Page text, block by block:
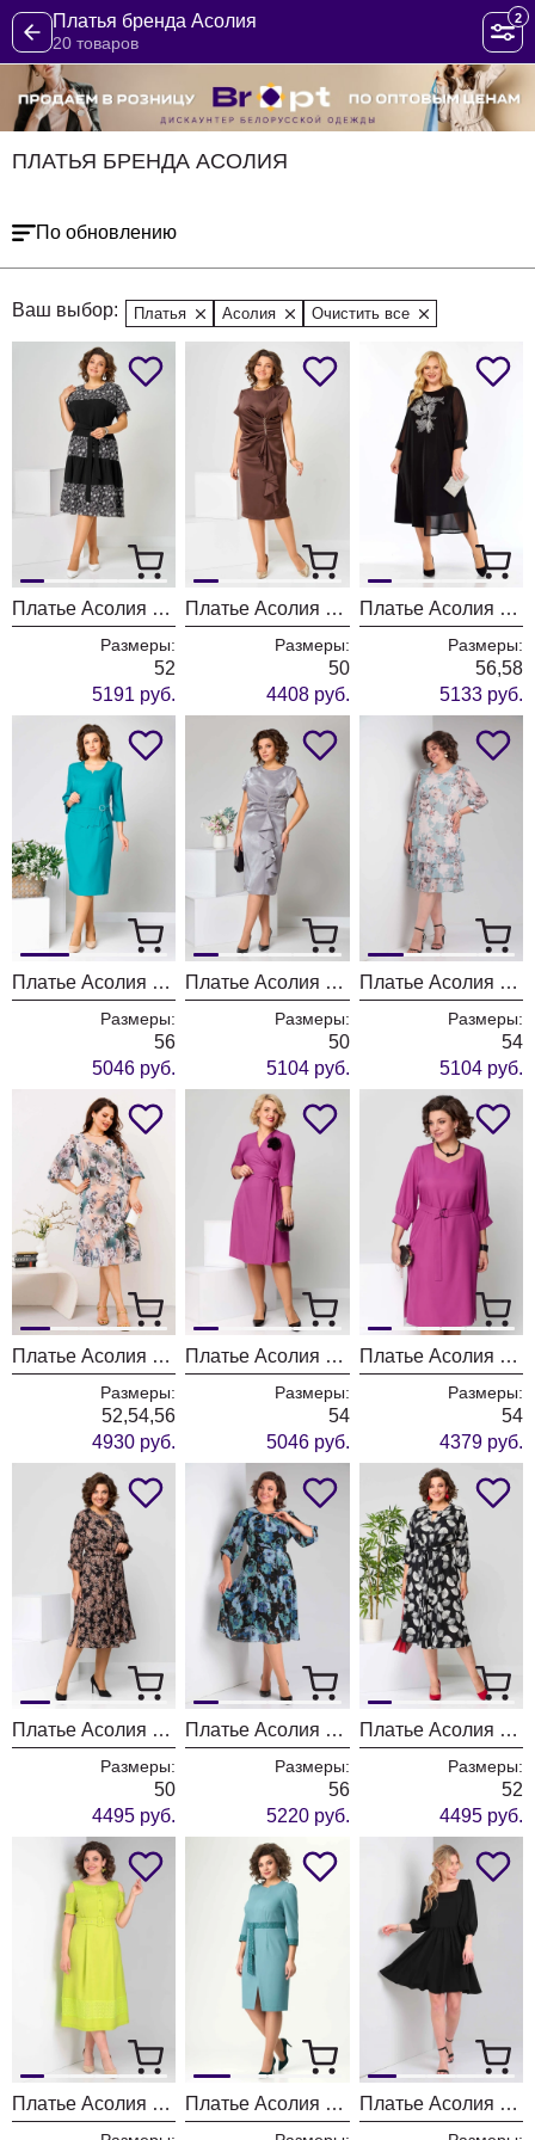
Платья бренда Асолия
20 товаров
2
ПЛАТЬЯ БРЕНДА АСОЛИЯ
По обновлению
Ваш выбор: Платья Асолия Очистить все
Платье Асолия 2715
Размеры:
52
5191 руб.
Платье Асолия 2714
Размеры:
50
4408 руб.
Платье Асолия 2712
Размеры:
56,58
5133 руб.
Платье Асолия 2704 бирюза
Размеры:
56
5046 руб.
Платье Асолия 2700 серый
Размеры:
50
5104 руб.
Платье Асолия 2680 мятный
Размеры:
54
5104 руб.
Платье Асолия 2672
Размеры:
52,54,56
4930 руб.
Платье Асолия 2663 орхидея
Размеры:
54
5046 руб.
Платье Асолия 2667 орхидея
Размеры:
54
4379 руб.
Платье Асолия 2636-1
Размеры:
50
4495 руб.
Платье Асолия 2643 черно-бирюзовый
Размеры:
56
5220 руб.
Платье Асолия 2636 чёрно-молочный
Размеры:
52
4495 руб.
Платье Асолия 2626 лайм Платье Асолия 2613 Платье Асолия 2611